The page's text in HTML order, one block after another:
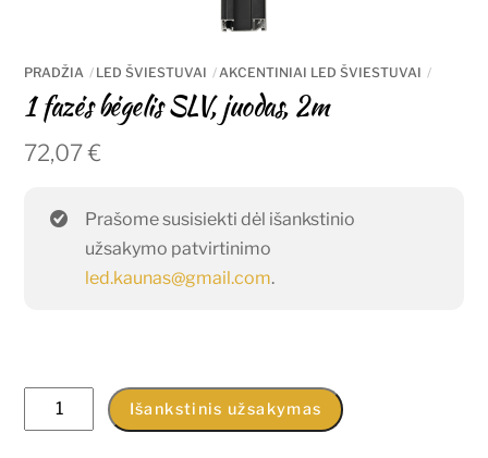
PRADŽIA LED ŠVIESTUVAI AKCENTINIAI LED ŠVIESTUVAI
1 fazės bėgelis SLV, juodas, 2m
72,07€
Prašome susisiekti dėl išankstinio
užsakymo patvirtinimo
led.kaunas@gmail.com.
produkto
kiekis:
Išankstinis užsakymas